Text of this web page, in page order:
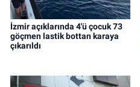
İzmir açıklarında 4'ü çocuk 73
göçmen lastik bottan karaya
çıkarıldı